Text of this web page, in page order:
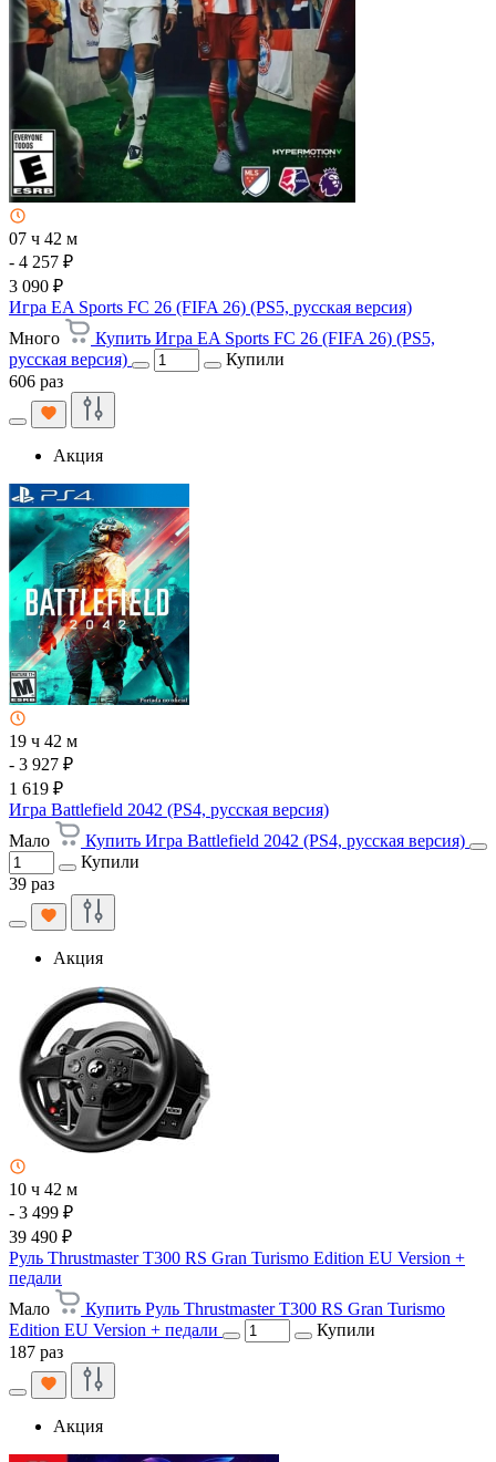
07 ч 42 м
- 4 257 ₽
3 090 ₽
Игра EA Sports FC 26 (FIFA 26) (PS5, русская версия)
Много
Купить Игра EA Sports FC 26 (FIFA 26) (PS5,
русская версия)
Купили
606 раз
Акция
19 ч 42 м
- 3 927 ₽
1 619 ₽
Игра Battlefield 2042 (PS4, русская версия)
Мало
Купить Игра Battlefield 2042 (PS4, русская версия)
Купили
39 раз
Акция
10 ч 42 м
- 3 499 ₽
39 490 ₽
Руль Thrustmaster T300 RS Gran Turismo Edition EU Version +
педали
Мало
Купить Руль Thrustmaster T300 RS Gran Turismo
Edition EU Version + педали
Купили
187 раз
Акция